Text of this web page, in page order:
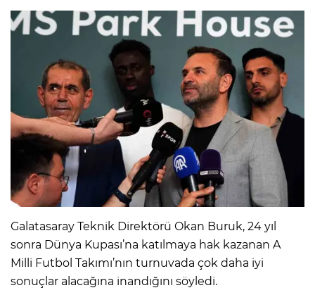
Galatasaray Teknik Direktörü Okan Buruk, 24 yıl
sonra Dünya Kupası’na katılmaya hak kazanan A
Milli Futbol Takımı’nın turnuvada çok daha iyi
sonuçlar alacağına inandığını söyledi.